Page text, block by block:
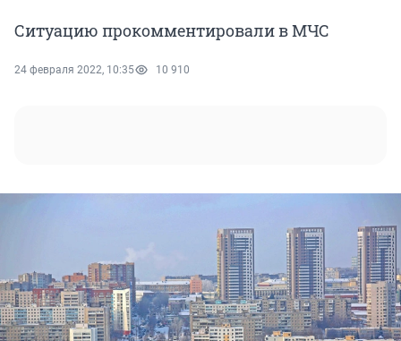
Ситуацию прокомментировали в МЧС
24 февраля 2022, 10:35 10 910